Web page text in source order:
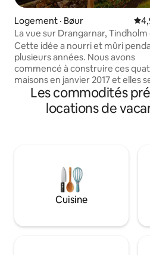
Logement · Bøur
La vue sur Drangarnar,
Mykines
Cette idée a nourri et mûri
plusieurs années. Nous avons
commencé à construire ces
maisons en janvier 2017 et elles
terminées en mars 2018. Les
maisons féroïennes sont
le paysage féroïen global, et
chambre principale, destinée à
adultes et un espace ouvert
supplémentaire pour dormir deux
adultes supplémentaires. La vue depuis
des plus belles des îles Féroé. Notre
Les commodités
locations de
Cuisine